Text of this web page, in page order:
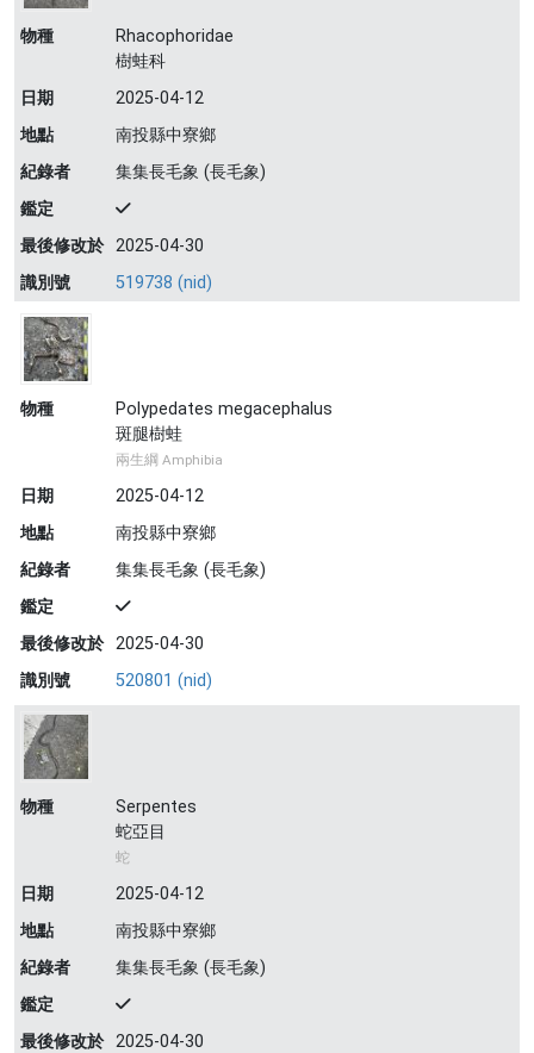
物種
Rhacophoridae
樹蛙科
日期
2025-04-12
地點
南投縣中寮鄉
紀錄者
集集長毛象 (長毛象)
鑑定
最後修改於 2025-04-30
識別號
519738 (nid)
物種
Polypedates megacephalus
斑腿樹蛙
兩生綱 Amphibia
日期
2025-04-12
地點
南投縣中寮鄉
紀錄者
集集長毛象 (長毛象)
鑑定
最後修改於 2025-04-30
識別號
520801 (nid)
物種
Serpentes
蛇亞目
蛇
日期
2025-04-12
地點
南投縣中寮鄉
紀錄者
集集長毛象 (長毛象)
鑑定
最後修改於 2025-04-30